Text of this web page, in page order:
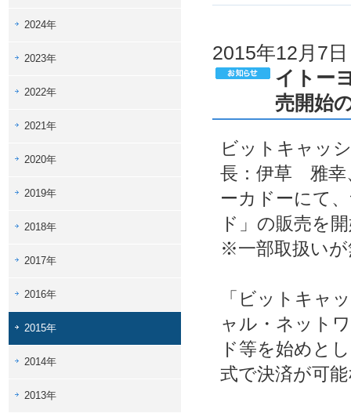
2024年
2023年
2022年
2021年
2020年
2019年
2018年
2017年
2016年
2015年
2014年
2013年
2015年12月7日
イトー
売開始
ビットキャッ
長：伊草 雅幸
ーカドーにて
ド」の販売を
※一部取扱い
「ビットキャ
ャル・ネット
ド等を始めと
式で決済が可